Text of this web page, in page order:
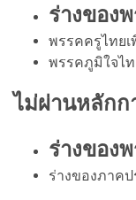
ร่างของ
พรรคครูไทย
พรรคภูมิใจไ
ไม่ผ่านหลักก
ร่างของ
ร่างของภาค